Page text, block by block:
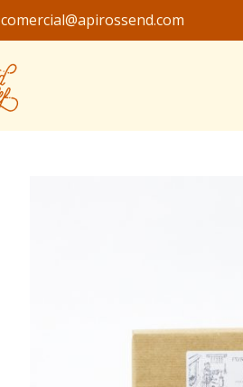
comercial@apirossend.com